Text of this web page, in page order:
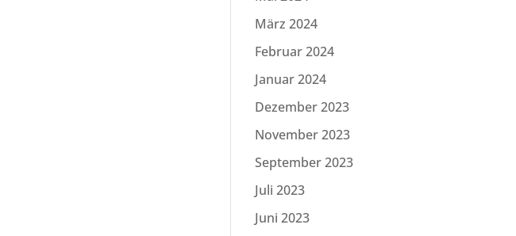
März 2024
Februar 2024
Januar 2024
Dezember 2023
November 2023
September 2023
Juli 2023
Juni 2023